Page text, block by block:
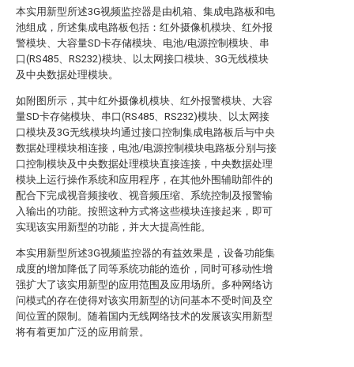
本实用新型所述3G视频监控器是由机箱、集成电路板和电
池组成，所述集成电路板包括：红外摄像机模块、红外报
警模块、大容量SD卡存储模块、电池/电源控制模块、串
口(RS485、RS232)模块、以太网接口模块、3G无线模块
及中央数据处理模块。
如附图所示，其中红外摄像机模块、红外报警模块、大容
量SD卡存储模块、串口(RS485、RS232)模块、以太网接
口模块及3G无线模块均通过接口控制集成电路板后与中央
数据处理模块相连接，电池/电源控制模块电路板分别与接
口控制模块及中央数据处理模块直接连接，中央数据处理
模块上运行操作系统和应用程序，在其他外围辅助部件的
配合下完成视音频接收、视音频压缩、系统控制及报警输
入输出的功能。按照这种方式将这些模块连接起来，即可
实现该实用新型的功能，并大大提高性能。
本实用新型所述3G视频监控器的有益效果是，设备功能集
成度的增加降低了同等系统功能的造价，同时可移动性增
强扩大了该实用新型的应用范围及应用场所。多种网络访
问模式的存在使得对该实用新型的访问基本不受时间及空
间位置的限制。随着国内无线网络技术的发展该实用新型
将有着更加广泛的应用前景。